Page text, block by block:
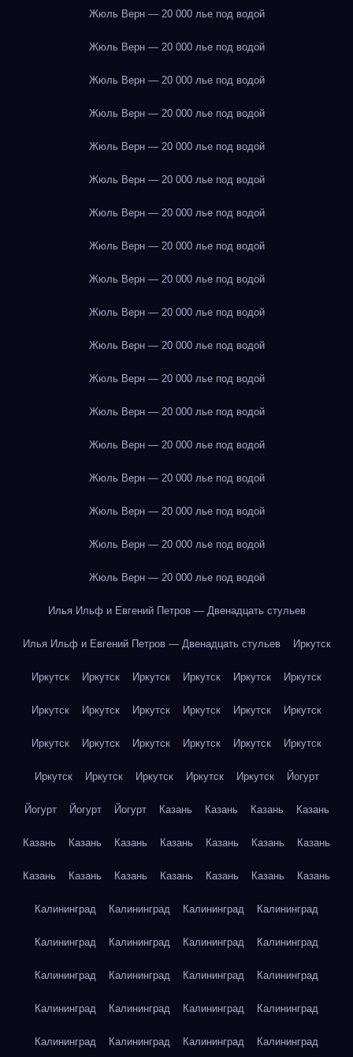
Жюль Верн — 20 000 лье под водой
Жюль Верн — 20 000 лье под водой
Жюль Верн — 20 000 лье под водой
Жюль Верн — 20 000 лье под водой
Жюль Верн — 20 000 лье под водой
Жюль Верн — 20 000 лье под водой
Жюль Верн — 20 000 лье под водой
Жюль Верн — 20 000 лье под водой
Жюль Верн — 20 000 лье под водой
Жюль Верн — 20 000 лье под водой
Жюль Верн — 20 000 лье под водой
Жюль Верн — 20 000 лье под водой
Жюль Верн — 20 000 лье под водой
Жюль Верн — 20 000 лье под водой
Жюль Верн — 20 000 лье под водой
Жюль Верн — 20 000 лье под водой
Жюль Верн — 20 000 лье под водой
Жюль Верн — 20 000 лье под водой
Илья Ильф и Евгений Петров — Двенадцать стульев
Илья Ильф и Евгений Петров — Двенадцать стульев Иркутск
Иркутск Иркутск Иркутск Иркутск Иркутск Иркутск
Иркутск Иркутск Иркутск Иркутск Иркутск Иркутск
Иркутск Иркутск Иркутск Иркутск Иркутск Иркутск
Иркутск Иркутск Иркутск Иркутск Иркутск Йогурт
Йогурт Йогурт Йогурт Казань Казань Казань Казань
Казань Казань Казань Казань Казань Казань Казань
Казань Казань Казань Казань Казань Казань Казань
Калининград Калининград Калининград Калининград
Калининград Калининград Калининград Калининград
Калининград Калининград Калининград Калининград
Калининград Калининград Калининград Калининград
Калининград Калининград Калининград Калининград